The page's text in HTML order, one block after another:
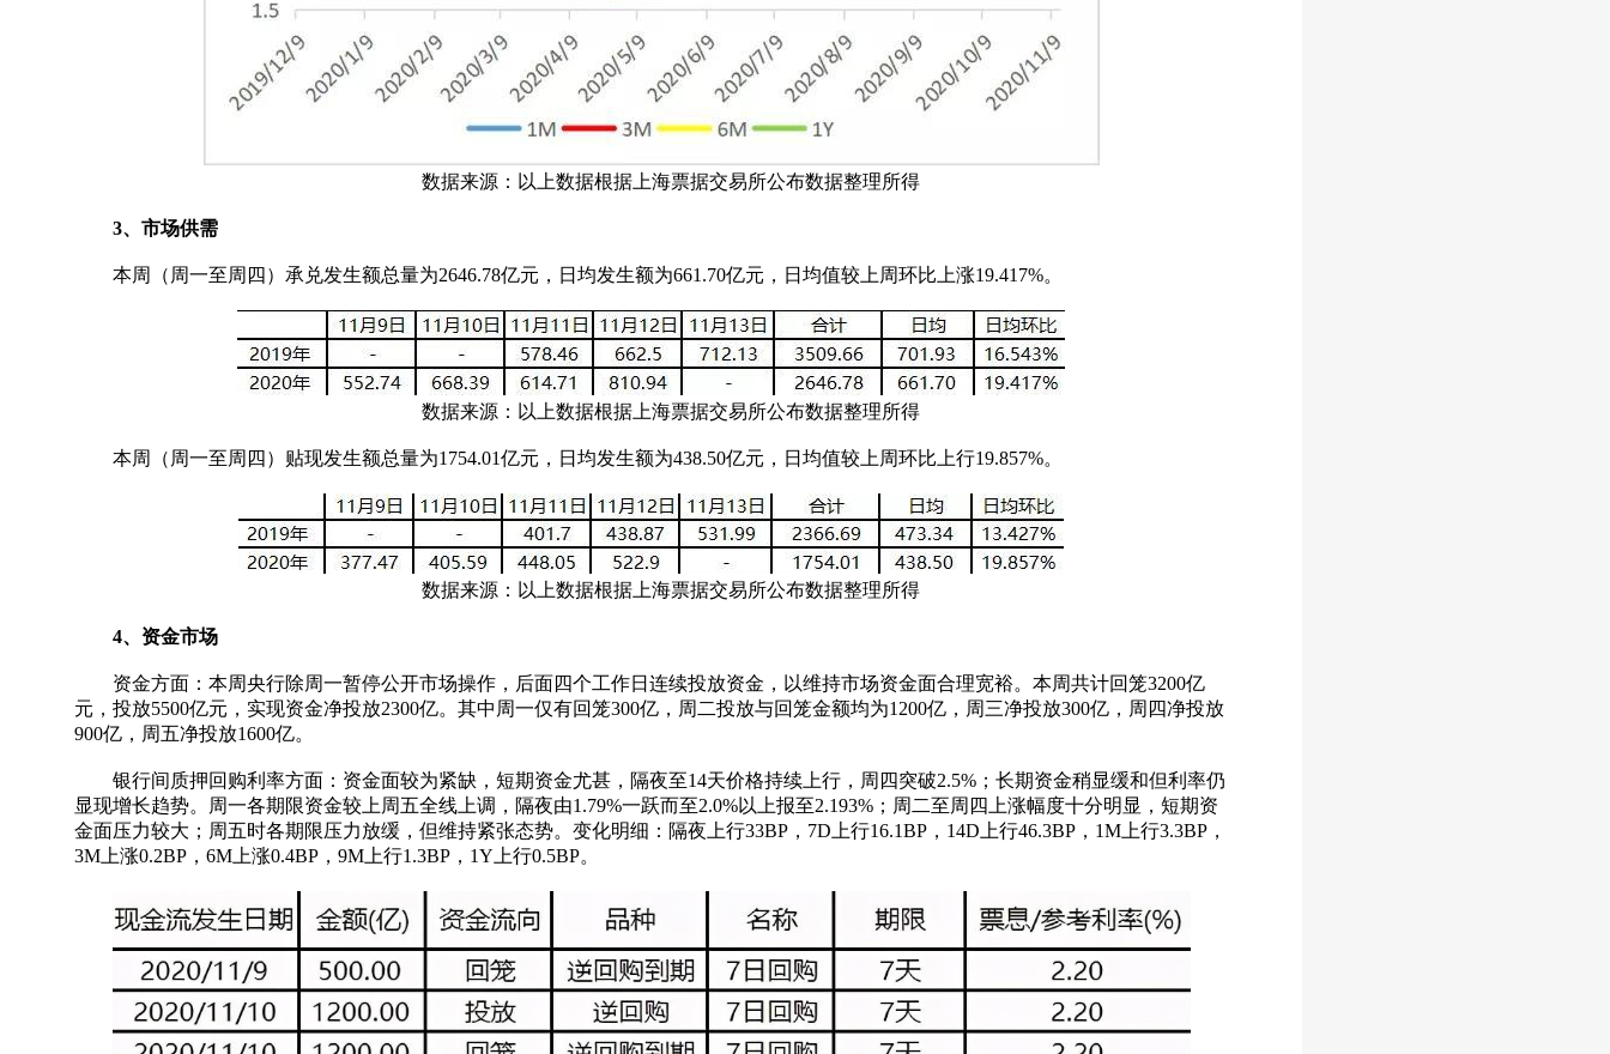
数据来源：以上数据根据上海票据交易所公布数据整理所得
3、市场供需
本周（周一至周四）承兑发生额总量为2646.78亿元，日均发生额为661.70亿元，日均值较上周环比上涨19.417%。
数据来源：以上数据根据上海票据交易所公布数据整理所得
本周（周一至周四）贴现发生额总量为1754.01亿元，日均发生额为438.50亿元，日均值较上周环比上行19.857%。
数据来源：以上数据根据上海票据交易所公布数据整理所得
4、资金市场
资金方面：本周央行除周一暂停公开市场操作，后面四个工作日连续投放资金，以维持市场资金面合理宽裕。本周共计回笼3200亿
元，投放5500亿元，实现资金净投放2300亿。其中周一仅有回笼300亿，周二投放与回笼金额均为1200亿，周三净投放300亿，周四净投放
900亿，周五净投放1600亿。
银行间质押回购利率方面：资金面较为紧缺，短期资金尤甚，隔夜至14天价格持续上行，周四突破2.5%；长期资金稍显缓和但利率仍
显现增长趋势。周一各期限资金较上周五全线上调，隔夜由1.79%一跃而至2.0%以上报至2.193%；周二至周四上涨幅度十分明显，短期资
金面压力较大；周五时各期限压力放缓，但维持紧张态势。变化明细：隔夜上行33BP，7D上行16.1BP，14D上行46.3BP，1M上行3.3BP，
3M上涨0.2BP，6M上涨0.4BP，9M上行1.3BP，1Y上行0.5BP。